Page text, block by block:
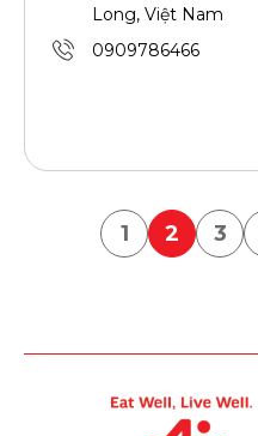
Long, Việt Nam
0909786466
1 2 3